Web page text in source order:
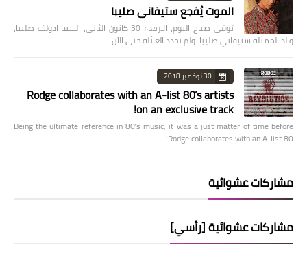
الموت يُفجع ستيفاني صليبا
توفي صباح اليوم، الاربعاء 30 كانون الثاني، السيد ادولف صليبا،
والد الممثلة ستيفاني صليبا. ولم تحدد العائلة حتى الآن…
30 نوفمبر 2018
Rodge collaborates with an A-list 80’s artists
on an exclusive track!
Being the ultimate reference in 80’s music, it was a just matter of time before
Rodge collaborates with an A-list 80’…
مشاركات عشوائية
مشاركات عشوائية [رأسي]